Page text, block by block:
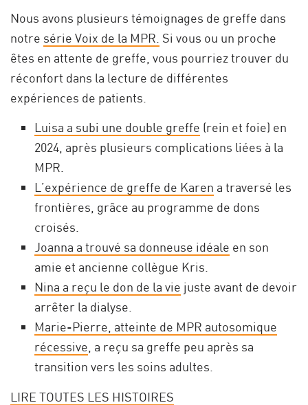
Nous avons plusieurs témoignages de greffe dans
notre série Voix de la MPR. Si vous ou un proche
êtes en attente de greffe, vous pourriez trouver du
réconfort dans la lecture de différentes
expériences de patients.
Luisa a subi une double greffe (rein et foie) en
2024, après plusieurs complications liées à la
MPR.
L’expérience de greffe de Karen a traversé les
frontières, grâce au programme de dons
croisés.
Joanna a trouvé sa donneuse idéale en son
amie et ancienne collègue Kris.
Nina a reçu le don de la vie juste avant de devoir
arrêter la dialyse.
Marie-Pierre, atteinte de MPR autosomique
récessive , a reçu sa greffe peu après sa
transition vers les soins adultes.
LIRE TOUTES LES HISTOIRES